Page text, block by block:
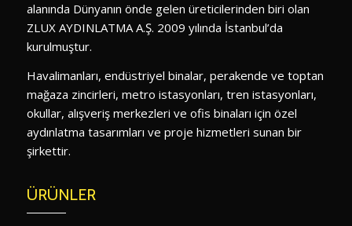
alanında Dünyanın önde gelen üreticilerinden biri olan
ZLUX AYDINLATMA A.Ş. 2009 yılında İstanbul’da
kurulmuştur.
Havalimanları, endüstriyel binalar, perakende ve toptan
mağaza zincirleri, metro istasyonları, tren istasyonları,
okullar, alışveriş merkezleri ve ofis binaları için özel
aydınlatma tasarımları ve proje hizmetleri sunan bir
şirkettir.
ÜRÜNLER